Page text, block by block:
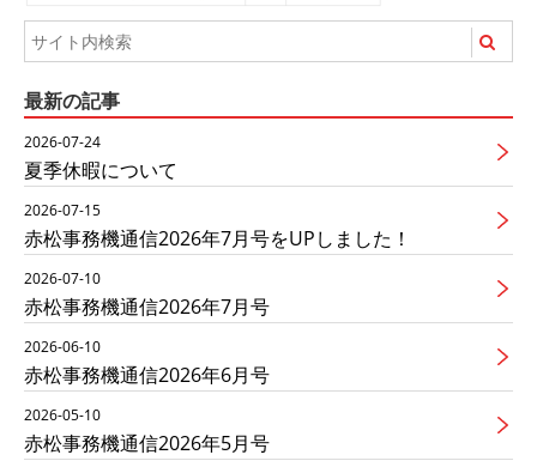
最新の記事
2026-07-24
夏季休暇について
2026-07-15
赤松事務機通信2026年7月号をUPしました！
2026-07-10
赤松事務機通信2026年7月号
2026-06-10
赤松事務機通信2026年6月号
2026-05-10
赤松事務機通信2026年5月号